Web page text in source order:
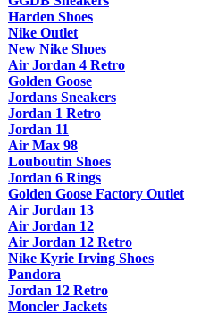
Harden Shoes
Nike Outlet
New Nike Shoes
Air Jordan 4 Retro
Golden Goose
Jordans Sneakers
Jordan 1 Retro
Jordan 11
Air Max 98
Louboutin Shoes
Jordan 6 Rings
Golden Goose Factory Outlet
Air Jordan 13
Air Jordan 12
Air Jordan 12 Retro
Nike Kyrie Irving Shoes
Pandora
Jordan 12 Retro
Moncler Jackets